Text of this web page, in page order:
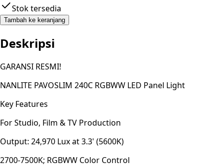
Stok tersedia
Tambah ke keranjang
Deskripsi
GARANSI RESMI!
NANLITE PAVOSLIM 240C RGBWW LED Panel Light
Key Features
For Studio, Film & TV Production
Output: 24,970 Lux at 3.3' (5600K)
2700-7500K; RGBWW Color Control